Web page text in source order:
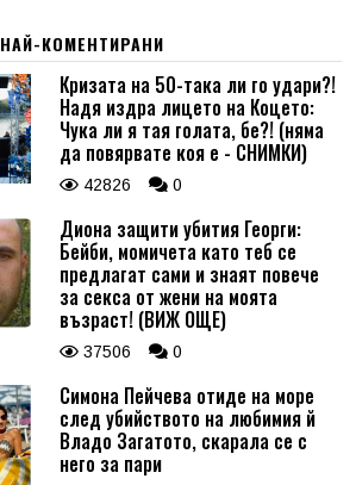
НАЙ-КОМЕНТИРАНИ
Кризата на 50-така ли го удари?!
Надя издра лицето на Коцето:
Чука ли я тая голата, бе?! (няма
да повярвате коя е - СНИМКИ)
42826 0
Диона защити убития Георги:
Бейби, момичета като теб се
предлагат сами и знаят повече
за секса от жени на моята
възраст! (ВИЖ ОЩЕ)
37506 0
Симона Пейчева отиде на море
след убийството на любимия й
Владо Загатото, скарала се с
него за пари